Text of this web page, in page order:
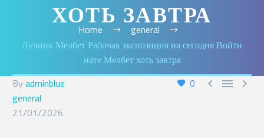
ХОТЬ ЗАВТРА
Home
general
Лучник Мелбет Рабочая экспозиция на сегодня Войти
нате Мелбет хоть завтра
0
  
Byadminblue
general
21/01/2026